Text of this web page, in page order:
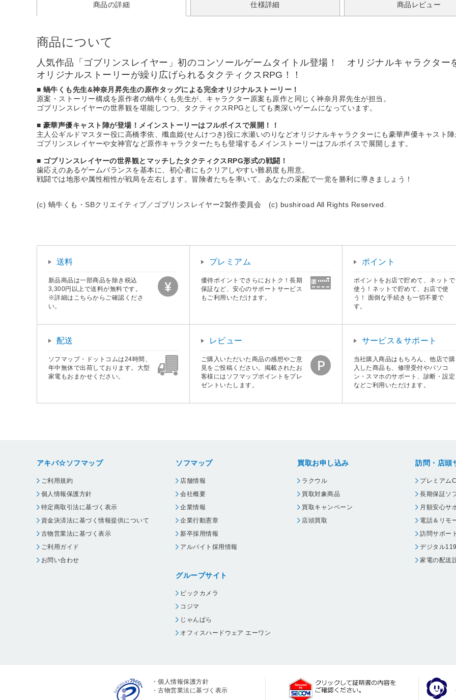
商品の詳細 仕様詳細 商品レビュー
商品について
人気作品「ゴブリンスレイヤー」初のコンソールゲームタイトル登場！ オリジナルキャラクター
オリジナルストーリーが繰り広げられるタクティクスRPG！！
■ 蝸牛くも先生&神奈月昇先生の原作タッグによる完全オリジナルストーリー！
原案・ストーリー構成を原作者の蝸牛くも先生が、キャラクター原案も原作と同じく神奈月昇先生が担当。
ゴブリンスレイヤーの世界観を堪能しつつ、タクティクスRPGとしても奥深いゲームになっています。
■ 豪華声優キャスト陣が登場！メインストーリーはフルボイスで展開！！
主人公ギルドマスター役に高橋李依、殲血姫(せんけつき)役に水瀬いのりなどオリジナルキャラクターにも豪華声優キャスト
ゴブリンスレイヤーや女神官など原作キャラクターたちも登場するメインストーリーはフルボイスで展開します。
■ ゴブリンスレイヤーの世界観とマッチしたタクティクスRPG形式の戦闘！
歯応えのあるゲームバランスを基本に、初心者にもクリアしやすい難易度も用意。
戦闘では地形や属性相性が戦局を左右します。冒険者たちを率いて、あなたの采配で一党を勝利に導きましょう！
(c) 蝸牛くも・SBクリエイティブ／ゴブリンスレイヤー2製作委員会 (c) bushiroad All Rights Reserved.
送料
新品商品は一部商品を除き税込
3,300円以上で送料が無料です。
※詳細はこちらからご確認くださ
い。
プレミアム
優待ポイントでさらにおトク！長期
保証など、安心のサポートサービス
もご利用いただけます。
ポイント
ポイントをお店で貯めて、ネットで
使う！ネットで貯めて、お店で使
う！ 面倒な手続きも一切不要で
す。
配送
ソフマップ・ドットコムは24時間、
年中無休で出荷しております。大型
家電もおまかせください。
レビュー
ご購入いただいた商品の感想やご意
見をご投稿ください。掲載されたお
客様にはソフマップポイントをプレ
ゼントいたします。
サービス＆サポート
当社購入商品はもちろん、他店で購
入した商品も、修理受付やパソコ
ン・スマホのサポート、診断・設定
などご利用いただけます。
アキバ☆ソフマップ
ご利用規約
個人情報保護方針
特定商取引法に基づく表示
資金決済法に基づく情報提供について
古物営業法に基づく表示
ご利用ガイド
お問い合わせ
ソフマップ
店舗情報
会社概要
企業情報
企業行動憲章
新卒採用情報
アルバイト採用情報
グループサイト
ビックカメラ
コジマ
じゃんぱら
オフィスハードウェア エーワン
買取お申し込み
ラクウル
買取対象商品
買取キャンペーン
店頭買取
訪問・店頭
プレミアム
長期保証ソ
月額安心サ
電話＆リモ
訪問サポー
デジタル
家電の配送
・個人情報保護方針
・古物営業法に基づく表示